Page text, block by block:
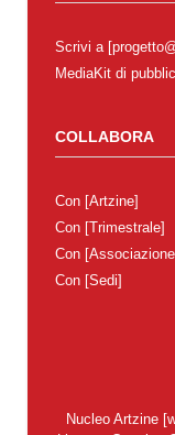
Scrivi a
MediaKit di
COLLABORA
Con [Artzine]
Con [Trimestrale]
Con
Con [Sedi]
Nucleo Artzine [